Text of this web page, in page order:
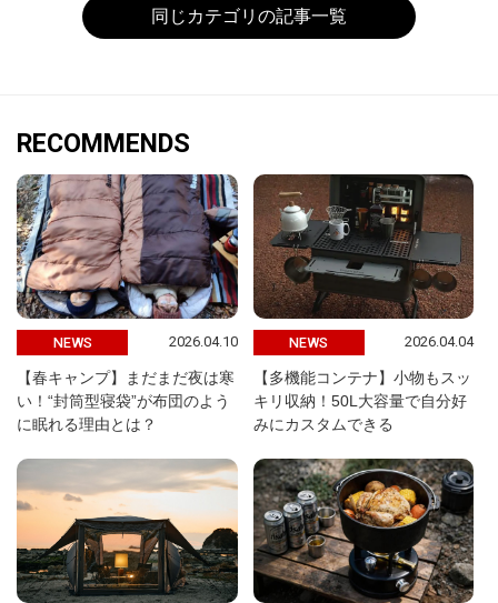
同じカテゴリの記事一覧
RECOMMENDS
NEWS 2026.04.10
【春キャンプ】まだまだ夜は寒
い！“封筒型寝袋”が布団のよう
に眠れる理由とは？
NEWS 2026.04.04
【多機能コンテナ】小物もスッ
キリ収納！50L大容量で自分好
みにカスタムできる